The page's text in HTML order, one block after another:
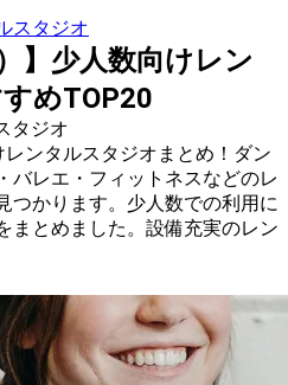
スタジオ
】少人数向けレン
めTOP20
タジオ
ンタルスタジオまとめ！ダン
バレエ・フィットネスなどのレ
つかります。少人数での利用に
まとめました。設備充実のレン